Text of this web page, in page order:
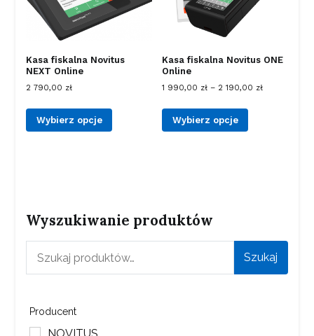
Kasa fiskalna Novitus
NEXT Online
2 790,00 zł
Wybierz opcje
Kasa fiskalna Novitus ONE
Online
1 990,00 zł – 2 190,00 zł
Wybierz opcje
Wyszukiwanie produktów
Szukaj
Producent